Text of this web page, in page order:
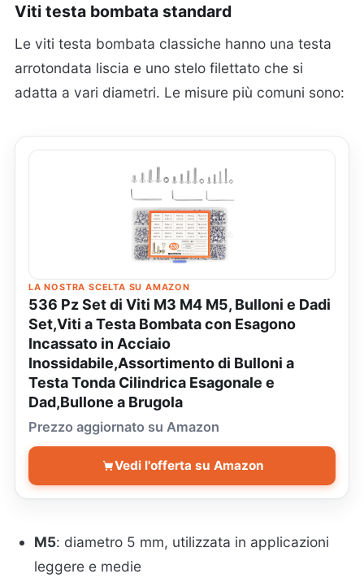
Viti testa bombata standard
Le viti testa bombata classiche hanno una testa
arrotondata liscia e uno stelo filettato che si
adatta a vari diametri. Le misure più comuni sono:
LA NOSTRA SCELTA SU AMAZON
536 Pz Set di Viti M3 M4 M5, Bulloni e Dadi
Set,Viti a Testa Bombata con Esagono
Incassato in Acciaio
Inossidabile,Assortimento di Bulloni a
Testa Tonda Cilindrica Esagonale e
Dad,Bullone a Brugola
Prezzo aggiornato su Amazon
Vedi l'offerta su Amazon
M5: diametro 5 mm, utilizzata in applicazioni
leggere e medie